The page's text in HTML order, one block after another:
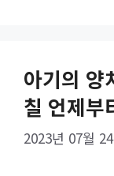
아기의 양
칠 언제부
2023년 07월